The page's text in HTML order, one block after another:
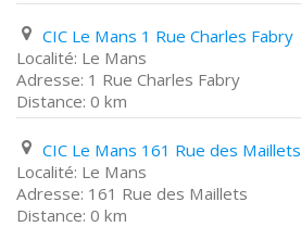
CIC Le Mans 1 Rue Charles Fabry
Le Mans
1 Rue Charles Fabry
0 km
CIC Le Mans 161 Rue des Maillets
Le Mans
161 Rue des Maillets
0 km